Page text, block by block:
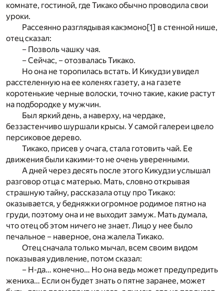
комнате, гостиной, где Тикако обычно проводила свои
уроки.
Рассеянно разглядывая какэмоно[1] в стенной нише,
отец сказал:
– Позволь чашку чая.
– Сейчас, – отозвалась Тикако.
Но она не торопилась встать. И Кикудзи увидел
расстеленную на ее коленях газету, а на газете
коротенькие черные волоски, точно такие, какие растут
на подбородке у мужчин.
Был яркий день, а наверху, на чердаке,
беззастенчиво шуршали крысы. У самой галереи цвело
персиковое дерево.
Тикако, присев у очага, стала готовить чай. Ее
движения были какими-то не очень уверенными.
А дней через десять после этого Кикудзи услышал
разговор отца с матерью. Мать, словно открывая
страшную тайну, рассказала отцу про Тикако:
оказывается, у бедняжки огромное родимое пятно на
груди, поэтому она и не выходит замуж. Мать думала,
что отец об этом ничего не знает. Лицо у нее было
печальное – наверное, она жалела Тикако.
Отец сначала только мычал, всем своим видом
показывая удивление, потом сказал:
– Н-да… конечно… Но она ведь может предупредить
жениха… Если он будет знать о пятне заранее, может